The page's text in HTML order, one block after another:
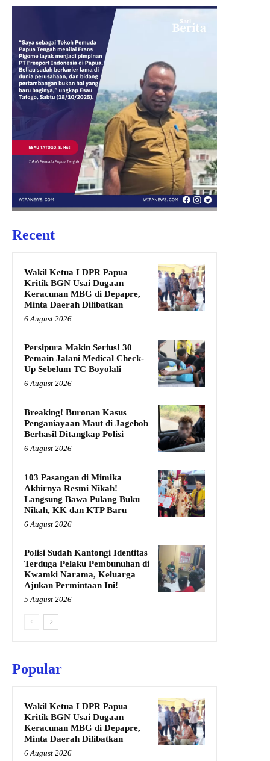
Recent
Wakil Ketua I DPR Papua
Kritik BGN Usai Dugaan
Keracunan MBG di Depapre,
Minta Daerah Dilibatkan
6 August 2026
Persipura Makin Serius! 30
Pemain Jalani Medical Check-
Up Sebelum TC Boyolali
6 August 2026
Breaking! Buronan Kasus
Penganiayaan Maut di Jagebob
Berhasil Ditangkap Polisi
6 August 2026
103 Pasangan di Mimika
Akhirnya Resmi Nikah!
Langsung Bawa Pulang Buku
Nikah, KK dan KTP Baru
6 August 2026
Polisi Sudah Kantongi Identitas
Terduga Pelaku Pembunuhan di
Kwamki Narama, Keluarga
Ajukan Permintaan Ini!
5 August 2026
Popular
Wakil Ketua I DPR Papua
Kritik BGN Usai Dugaan
Keracunan MBG di Depapre,
Minta Daerah Dilibatkan
6 August 2026